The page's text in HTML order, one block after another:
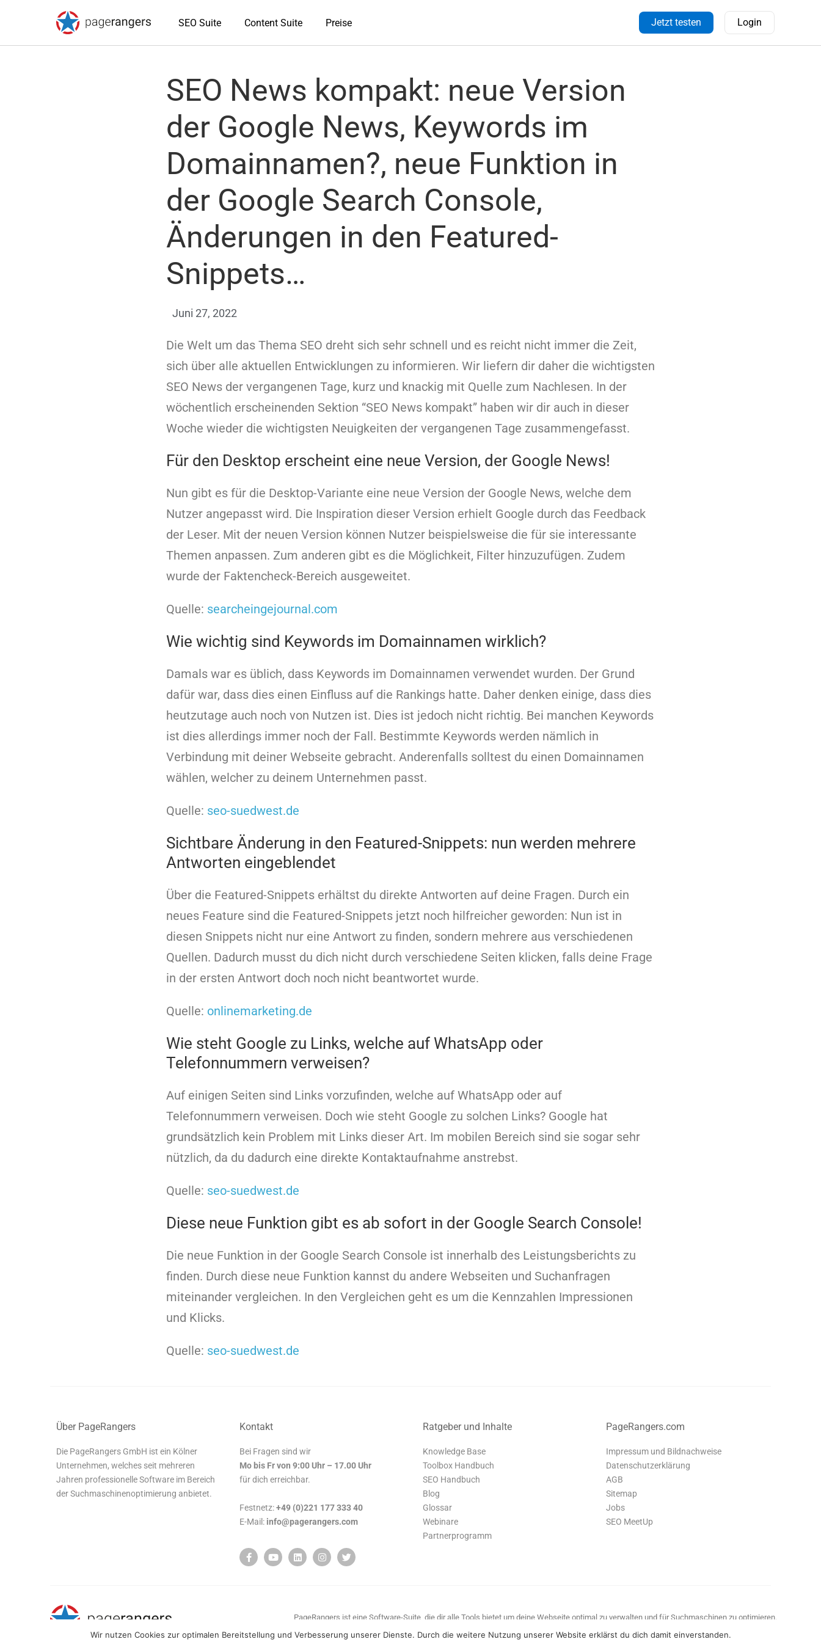
SEO Suite Content Suite Preise Jetzt testen Login
SEO News kompakt: neue Version
der Google News, Keywords im
Domainnamen?, neue Funktion in
der Google Search Console,
Änderungen in den Featured-
Snippets…
Juni 27, 2022
Die Welt um das Thema SEO dreht sich sehr schnell und es reicht nicht immer die Zeit,
sich über alle aktuellen Entwicklungen zu informieren. Wir liefern dir daher die wichtigsten
SEO News der vergangenen Tage, kurz und knackig mit Quelle zum Nachlesen. In der
wöchentlich erscheinenden Sektion “SEO News kompakt” haben wir dir auch in dieser
Woche wieder die wichtigsten Neuigkeiten der vergangenen Tage zusammengefasst.
Für den Desktop erscheint eine neue Version, der Google News!
Nun gibt es für die Desktop-Variante eine neue Version der Google News, welche dem
Nutzer angepasst wird. Die Inspiration dieser Version erhielt Google durch das Feedback
der Leser. Mit der neuen Version können Nutzer beispielsweise die für sie interessante
Themen anpassen. Zum anderen gibt es die Möglichkeit, Filter hinzuzufügen. Zudem
wurde der Faktencheck-Bereich ausgeweitet.
Quelle: searcheingejournal.com
Wie wichtig sind Keywords im Domainnamen wirklich?
Damals war es üblich, dass Keywords im Domainnamen verwendet wurden. Der Grund
dafür war, dass dies einen Einfluss auf die Rankings hatte. Daher denken einige, dass dies
heutzutage auch noch von Nutzen ist. Dies ist jedoch nicht richtig. Bei manchen Keywords
ist dies allerdings immer noch der Fall. Bestimmte Keywords werden nämlich in
Verbindung mit deiner Webseite gebracht. Anderenfalls solltest du einen Domainnamen
wählen, welcher zu deinem Unternehmen passt.
Quelle: seo-suedwest.de
Sichtbare Änderung in den Featured-Snippets: nun werden mehrere
Antworten eingeblendet
Über die Featured-Snippets erhältst du direkte Antworten auf deine Fragen. Durch ein
neues Feature sind die Featured-Snippets jetzt noch hilfreicher geworden: Nun ist in
diesen Snippets nicht nur eine Antwort zu finden, sondern mehrere aus verschiedenen
Quellen. Dadurch musst du dich nicht durch verschiedene Seiten klicken, falls deine Frage
in der ersten Antwort doch noch nicht beantwortet wurde.
Quelle: onlinemarketing.de
Wie steht Google zu Links, welche auf WhatsApp oder
Telefonnummern verweisen?
Auf einigen Seiten sind Links vorzufinden, welche auf WhatsApp oder auf
Telefonnummern verweisen. Doch wie steht Google zu solchen Links? Google hat
grundsätzlich kein Problem mit Links dieser Art. Im mobilen Bereich sind sie sogar sehr
nützlich, da du dadurch eine direkte Kontaktaufnahme anstrebst.
Quelle: seo-suedwest.de
Diese neue Funktion gibt es ab sofort in der Google Search Console!
Die neue Funktion in der Google Search Console ist innerhalb des Leistungsberichts zu
finden. Durch diese neue Funktion kannst du andere Webseiten und Suchanfragen
miteinander vergleichen. In den Vergleichen geht es um die Kennzahlen Impressionen
und Klicks.
Quelle: seo-suedwest.de
Über PageRangers
Die PageRangers GmbH ist ein Kölner
Unternehmen, welches seit mehreren
Jahren professionelle Software im Bereich
der Suchmaschinenoptimierung anbietet.
Kontakt
Bei Fragen sind wir
Mo bis Fr von 9:00 Uhr – 17.00 Uhr
für dich erreichbar.
Festnetz:+49 (0)221 177 333 40
E-Mail: info@pagerangers.com
Ratgeber und Inhalte
Knowledge Base
Toolbox Handbuch
SEO Handbuch
Blog
Glossar
Webinare
Partnerprogramm
PageRangers.com
Impressum und Bildnachweise
Datenschutzerklärung
AGB
Sitemap
Jobs
SEO MeetUp
PageRangers ist eine Software-Suite, die dir alle Tools bietet um deine Webseite optimal zu verwalten und für Suchmaschinen zu optimieren.
Wir nutzen Cookies zur optimalen Bereitstellung und Verbesserung unserer Dienste. Durch die weitere Nutzung unserer Website erklärst du dich damit einverstanden.